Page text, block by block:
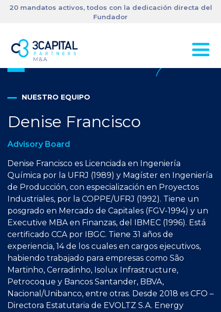
20 mandatos activos, todos con la dedicación directa del
Fundador
NUESTRO EQUIPO
Denise Francisco
Advisory Board
Denise Francisco es Licenciada en Ingeniería
Química por la UFRJ (1989) y Magíster en Ingeniería
de Producción, con especialización en Proyectos
Industriales, por la COPPE/UFRJ (1992). Tiene un
posgrado en Mercado de Capitales (FGV-1994) y un
Executive MBA en Finanzas, del IBMEC (1996). Está
certificado CCA por IBGC. Tiene 31 años de
experiencia, 14 de los cuales en cargos ejecutivos,
habiendo trabajado para empresas como São
Martinho, Cerradinho, Isolux Infrastructure,
Petrocoque y Bancos Santander, BBVA,
Nacional/Unibanco, entre otras. Desde 2018 es CFO –
Directora Estatutaria de EVOLTZ S.A. Energy